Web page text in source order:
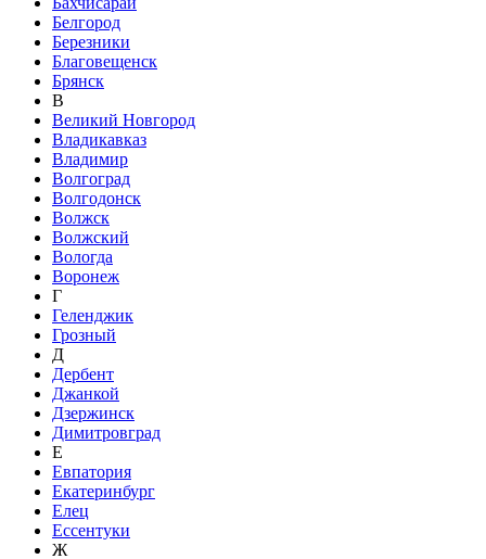
Белгород
Березники
Благовещенск
Брянск
В
Великий Новгород
Владикавказ
Владимир
Волгоград
Волгодонск
Волжск
Волжский
Вологда
Воронеж
Г
Геленджик
Грозный
Д
Дербент
Джанкой
Дзержинск
Димитровград
Е
Евпатория
Екатеринбург
Елец
Ессентуки
Ж